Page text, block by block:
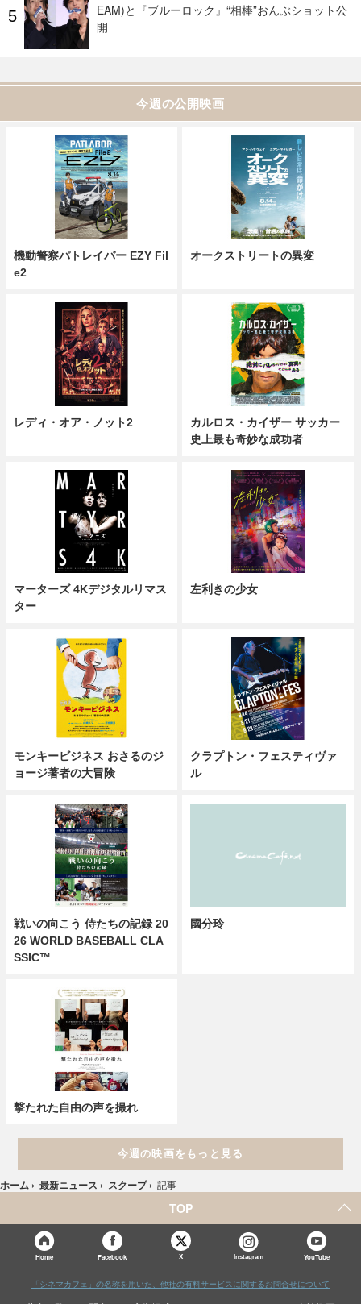
EAM)と『ブルーロック』“相棒”おんぶショット公
開
今週の公開映画
機動警察パトレイバー EZY Fil
e2
オークストリートの異変
レディ・オア・ノット2
カルロス・カイザー サッカー
史上最も奇妙な成功者
マーターズ 4Kデジタルリマス
ター
左利きの少女
モンキービジネス おさるのジ
ョージ著者の大冒険
クラプトン・フェスティヴァ
ル
戦いの向こう 侍たちの記録 20
26 WORLD BASEBALL CLA
SSIC™
國分玲
撃たれた自由の声を撮れ
今週の映画をもっと見る
ホーム › 最新ニュース › スクープ › 記事
TOP
Home Facebook X Instagram YouTube
「シネマカフェ」の名称を用いた、他社の有料サービスに関するお問合せについて